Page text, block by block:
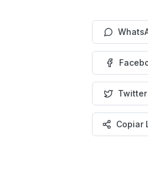
Twitter
Copiar